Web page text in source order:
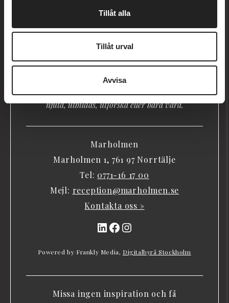
Tillåt alla
Tillåt urval
Avvisa
Välkommen till Marholmen - en ö i Roslagens
vackra skärgård bara en timmes bilfärd från
Stockholm och Uppsala. I över hundra år har
njuta, utbildas, utforska eller bara vara.
Marholmen
Marholmen 1, 761 97 Norrtälje
Tel: 0771-16 17 00
Mejl: reception@marholmen.se
Kontakta oss »
LinkedIn
Facebook
Instagram
Powered by Frankly Media, Digitalbyrå Stockholm
Missa ingen inspiration och få